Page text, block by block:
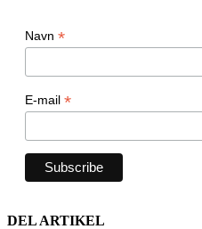
Navn *
E-mail *
DEL ARTIKEL